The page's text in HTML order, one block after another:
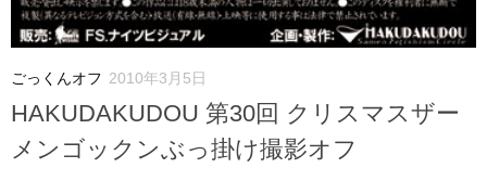
ごっくんオフ 2010年3月5日
HAKUDAKUDOU 第30回 クリスマスザー
メンゴックンぶっ掛け撮影オフ